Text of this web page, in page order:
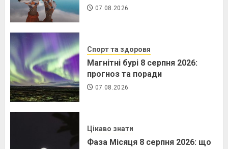
07.08.2026
Спорт та здоровя
Магнітні бурі 8 серпня 2026:
прогноз та поради
07.08.2026
Цікаво знати
Фаза Місяця 8 серпня 2026: що